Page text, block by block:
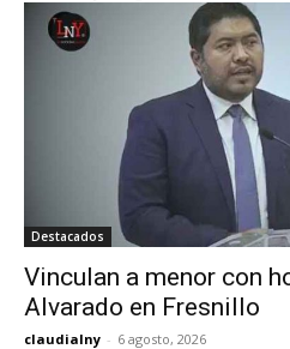
Destacados
Vinculan a menor con
Alvarado en Fresnillo
claudialny - 6 agosto, 2026